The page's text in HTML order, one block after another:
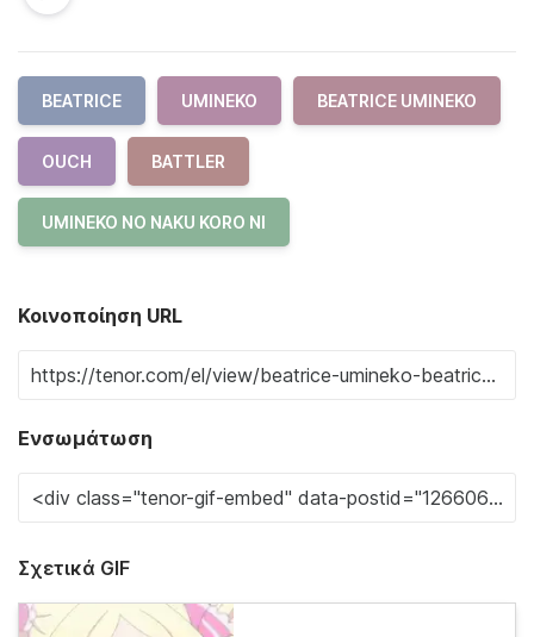
BEATRICE UMINEKO BEATRICE UMINEKO
OUCH BATTLER
UMINEKO NO NAKU KORO NI
Κοινοποίηση URL
Ενσωμάτωση
Σχετικά GIF